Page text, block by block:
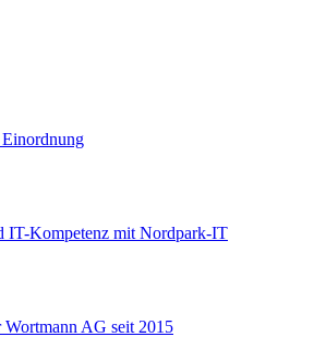
IT-Kompetenz mit Nordpark-IT
AG seit 2015